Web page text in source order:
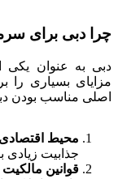
چرا دبی برای
دبی به عنوان یکی
مزایای بسیاری را
اصلی مناسب بودن
محیط اقتصادی
جذابیت زیادی
قوانین